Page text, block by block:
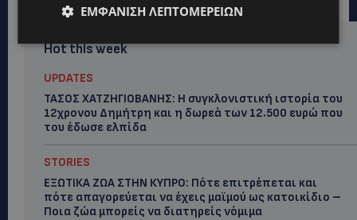
Hot this week
UPDATES
ΤΑΣΟΣ ΧΑΤΖΗΓΙΟΒΑΝΗΣ: Η συγκλονιστική ιστορία του
12χρονου Δημήτρη και η δωρεά των 12.500 ευρώ που
του έδωσε ελπίδα
STORIES
ΕΞΩΤΙΚΑ ΖΩΑ ΣΤΗΝ ΚΥΠΡΟ: Πότε επιτρέπεται και
πότε απαγορεύεται να έχεις μαϊμού ως κατοικίδιο –
Ποια ζώα μπορείς να διατηρείς νόμιμα
ΕΜΦΆΝΙΣΗ ΛΕΠΤΟΜΕΡΕΙΏΝ